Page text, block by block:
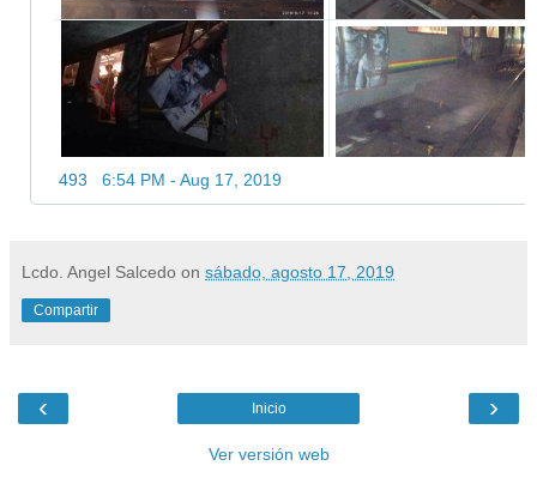
493 6:54 PM - Aug 17, 2019
Lcdo. Angel Salcedo on sábado, agosto 17, 2019
Compartir
‹ ›
Inicio
Ver versión web